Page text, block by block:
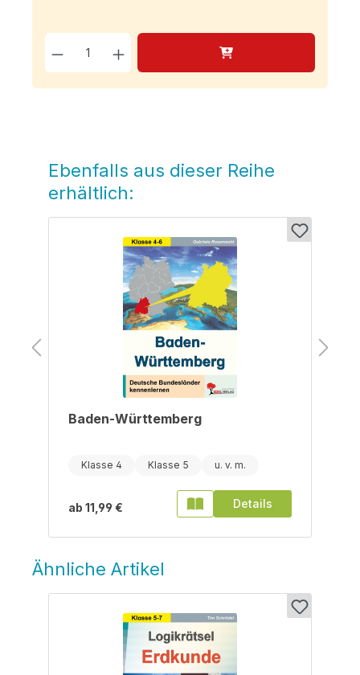
Produkt Anzahl: Gib den
Produktgalerie überspringen
Ebenfalls aus dieser Reihe
erhältlich:
Baden-Württemberg
Klasse 4 Klasse 5
ab 11,99 € Details
Ähnliche Artikel